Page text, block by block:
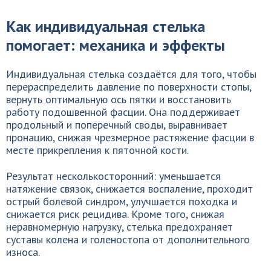
Как индивидуальная стелька
помогает: механика и эффекты
Индивидуальная стелька создаётся для того, чтобы
перераспределить давление по поверхности стопы,
вернуть оптимальную ось пятки и восстановить
работу подошвенной фасции. Она поддерживает
продольный и поперечный своды, выравнивает
пронацию, снижая чрезмерное растяжение фасции в
месте прикрепления к пяточной кости.
Результат несколькосторонний: уменьшается
натяжение связок, снижается воспаление, проходит
острый болевой синдром, улучшается походка и
снижается риск рецидива. Кроме того, снижая
неравномерную нагрузку, стелька предохраняет
суставы колена и голеностопа от дополнительного
износа.